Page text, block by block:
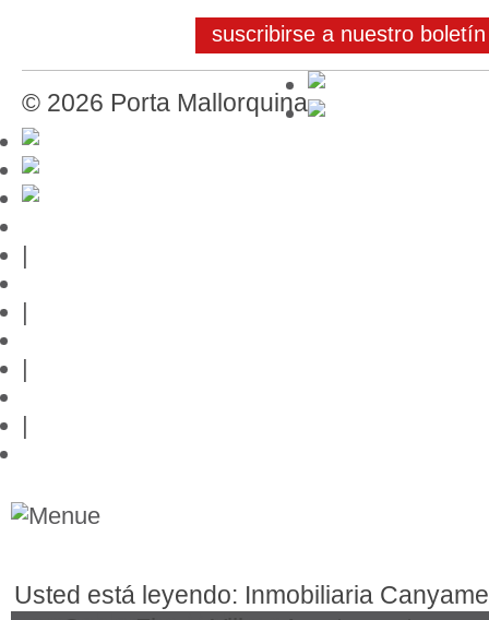
suscribirse a nuestro boletín
© 2026 Porta Mallorquina
|
|
|
|
Usted está leyendo: Inmobiliaria